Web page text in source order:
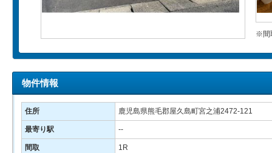
※間
物件情報
住所 鹿児島県熊毛郡屋久島町宮之浦2472-121
最寄り駅 --
間取 1R